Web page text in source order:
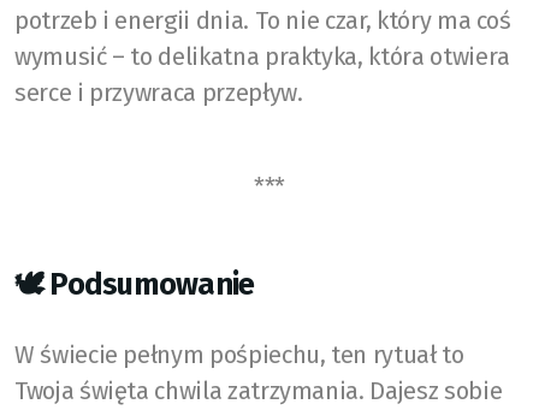
potrzeb i energii dnia. To nie czar, który ma coś
wymusić – to delikatna praktyka, która otwiera
serce i przywraca przepływ.
***
🕊️ Podsumowanie
W świecie pełnym pośpiechu, ten rytuał to
Twoja święta chwila zatrzymania. Dajesz sobie